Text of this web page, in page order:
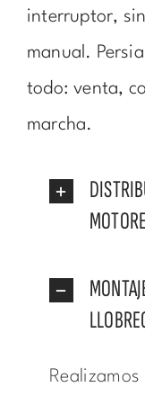
interruptor,
manual.
todo: venta,
marcha.